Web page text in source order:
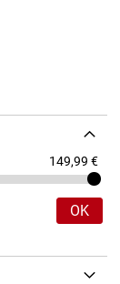
149,99 €
OK